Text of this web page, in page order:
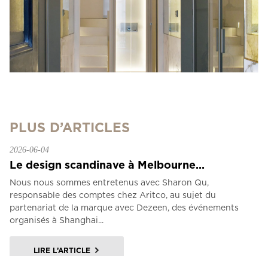
PLUS D’ARTICLES
2026-06-04
Le design scandinave à Melbourne...
Nous nous sommes entretenus avec Sharon Qu,
responsable des comptes chez Aritco, au sujet du
partenariat de la marque avec Dezeen, des événements
organisés à Shanghai...
LIRE L’ARTICLE